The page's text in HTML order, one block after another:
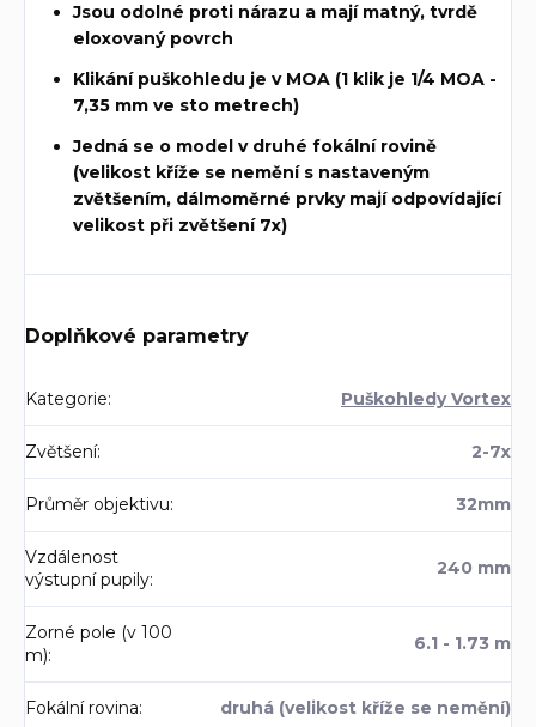
Jsou odolné proti nárazu a mají matný, tvrdě
eloxovaný povrch
Klikání puškohledu je v MOA (1 klik je 1/4 MOA -
7,35 mm ve sto metrech)
Jedná se o model v druhé fokální rovině
(velikost kříže se nemění s nastaveným
zvětšením, dálmoměrné prvky mají odpovídající
velikost při zvětšení 7x)
Doplňkové parametry
Kategorie: Puškohledy Vortex
Zvětšení: 2-7x
Průměr objektivu: 32mm
Vzdálenost
výstupní pupily:
240 mm
Zorné pole (v 100
m):
6.1 - 1.73 m
Fokální rovina: druhá (velikost kříže se nemění)